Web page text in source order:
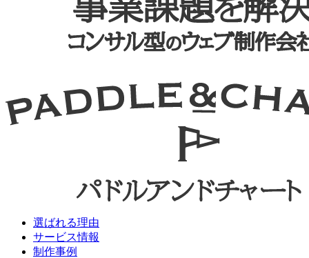
選ばれる理由
サービス情報
制作事例